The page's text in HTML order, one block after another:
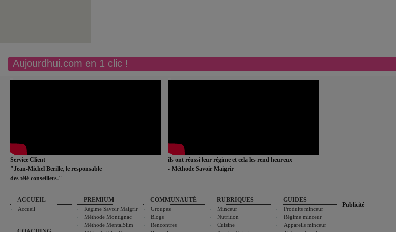
Aujourdhui.com en 1 clic !
Service Client
"Jean-Michel Berille, le responsable
des télé-conseillers."
ils ont réussi leur régime et cela les rend heureux
- Méthode Savoir Maigrir
ACCUEIL
Accueil
PREMIUM
Régime Savoir Maigrir
Méthode Montignac
Méthode MentalSlim
COMMUNAUTÉ
Groupes
Blogs
Rencontres
RUBRIQUES
Minceur
Nutrition
Cuisine
GUIDES
Produits minceur
Régime minceur
Appareils minceur
Publicité